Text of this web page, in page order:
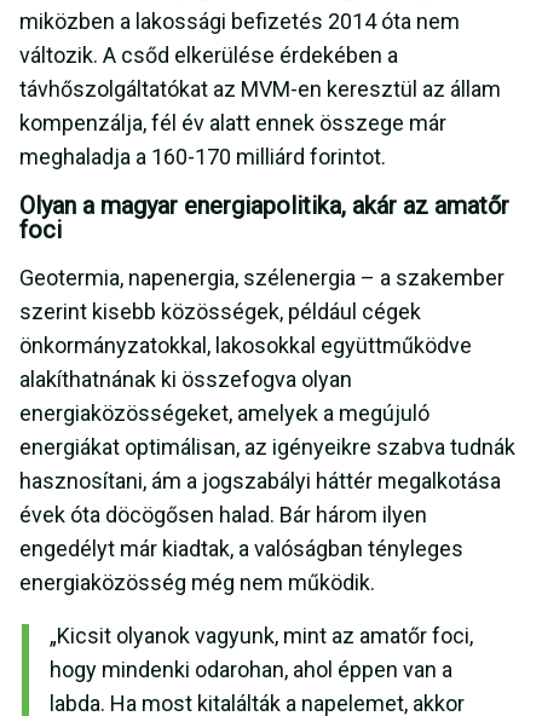
miközben a lakossági befizetés 2014 óta nem
változik. A csőd elkerülése érdekében a
távhőszolgáltatókat az MVM-en keresztül az állam
kompenzálja, fél év alatt ennek összege már
meghaladja a 160-170 milliárd forintot.
Olyan a magyar energiapolitika, akár az amatőr
foci
Geotermia, napenergia, szélenergia – a szakember
szerint kisebb közösségek, például cégek
önkormányzatokkal, lakosokkal együttműködve
alakíthatnának ki összefogva olyan
energiaközösségeket, amelyek a megújuló
energiákat optimálisan, az igényeikre szabva tudnák
hasznosítani, ám a jogszabályi háttér megalkotása
évek óta döcögősen halad. Bár három ilyen
engedélyt már kiadtak, a valóságban tényleges
energiaközösség még nem működik.
„Kicsit olyanok vagyunk, mint az amatőr foci,
hogy mindenki odarohan, ahol éppen van a
labda. Ha most kitalálták a napelemet, akkor